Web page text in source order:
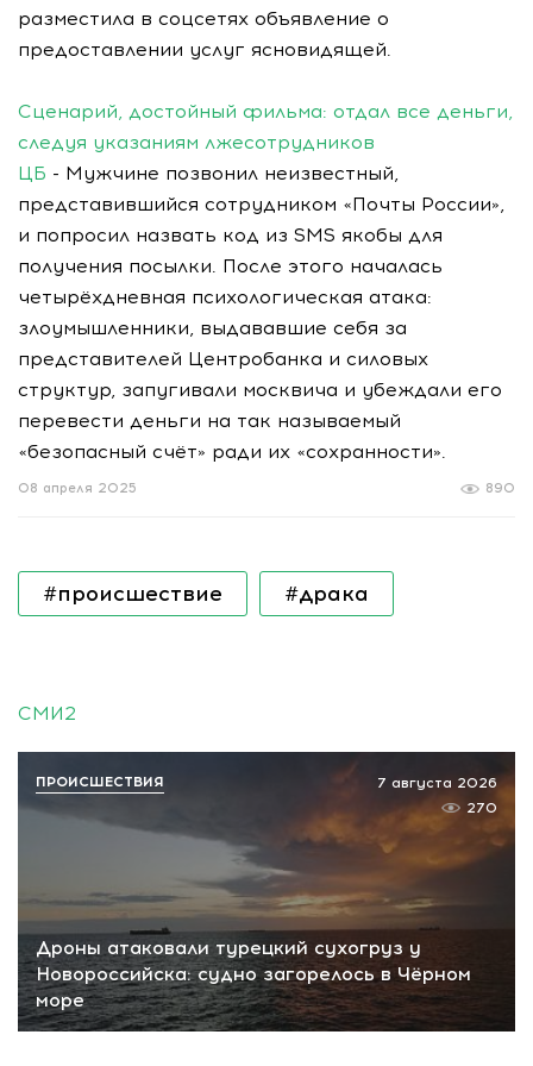
разместила в соцсетях объявление о
предоставлении услуг ясновидящей.
Сценарий, достойный фильма: отдал все деньги,
следуя указаниям лжесотрудников
ЦБ - Мужчине позвонил неизвестный,
представившийся сотрудником «Почты России»,
и попросил назвать код из SMS якобы для
получения посылки. После этого началась
четырёхдневная психологическая атака:
злоумышленники, выдававшие себя за
представителей Центробанка и силовых
структур, запугивали москвича и убеждали его
перевести деньги на так называемый
«безопасный счёт» ради их «сохранности».
890
08 апреля 2025
#происшествие #драка
СМИ2
Дроны атаковали турецкий сухогруз у
Новороссийска: судно загорелось в Чёрном
море
7 августа 2026
270
ПРОИСШЕСТВИЯ